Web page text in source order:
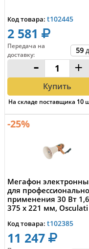
Код товара: t102445
2 581
Передача на
доставку: 59
- +
Купить
На складе поставщика 10
-25%
Мегафон
для
применения 30 Вт
375 х 221 мм, Osculati
Код товара: t102385
11 247